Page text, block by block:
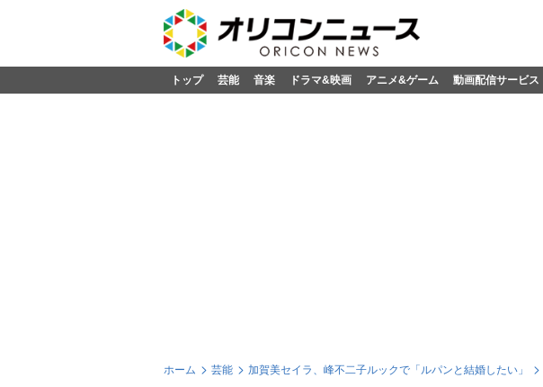
トップ 芸能 音楽 ドラマ&映画 アニメ&ゲーム 動画配信サービス
ホーム 芸能 加賀美セイラ、峰不二子ルックで「ルパンと結婚したい」